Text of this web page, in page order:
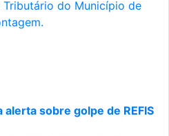
do Município de
sobre golpe de REFIS